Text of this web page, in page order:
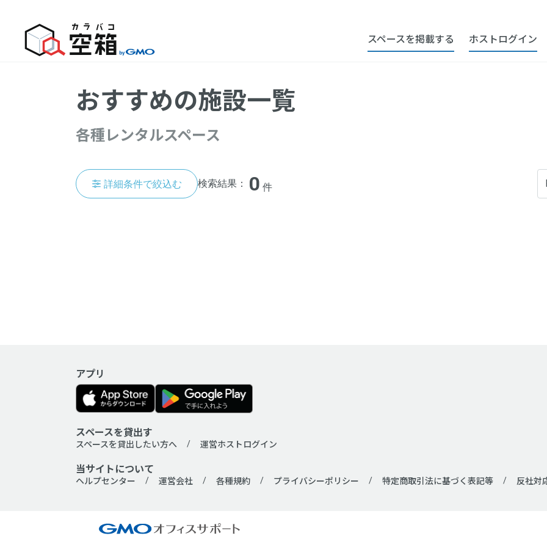
スペースを掲載する ホストログイン
施設一覧
おすすめの施設一覧
各種レンタルスペース
詳細条件で絞込む 検索結果： 0 件
会場タイプ すべて 貸し会議室 セミナー会場 コワーキングス
アプリ
スペースを貸出す
スペースを貸出したい方へ 運営ホストログイン
当サイトについて
ヘルプセンター 運営会社 各種規約 プライバシーポリシー 特定商取引法に基づく表記等 反社対